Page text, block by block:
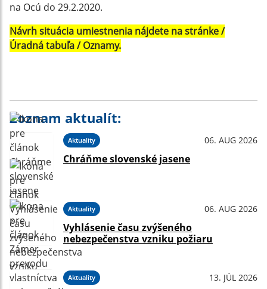
na Ocú do 29.2.2020.
Návrh situácia umiestnenia nájdete na stránke /
Úradná tabuľa / Oznamy.
Zoznam aktualít:
Aktuality 06. AUG 2026
Chráňme slovenské jasene
Aktuality 06. AUG 2026
Vyhlásenie času zvýšeného
nebezpečenstva vzniku požiaru
Aktuality 13. JÚL 2026